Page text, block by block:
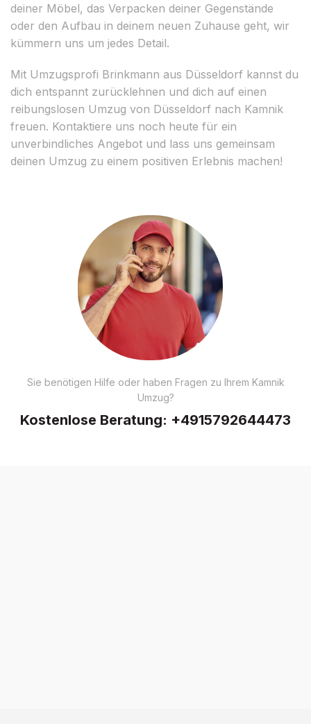
deiner Möbel, das Verpacken deiner Gegenstände
oder den Aufbau in deinem neuen Zuhause geht, wir
kümmern uns um jedes Detail.
Mit Umzugsprofi Brinkmann aus Düsseldorf kannst du
dich entspannt zurücklehnen und dich auf einen
reibungslosen Umzug von Düsseldorf nach Kamnik
freuen. Kontaktiere uns noch heute für ein
unverbindliches Angebot und lass uns gemeinsam
deinen Umzug zu einem positiven Erlebnis machen!
Sie benötigen Hilfe oder haben Fragen zu Ihrem Kamnik
Umzug?
Kostenlose Beratung: +4915792644473